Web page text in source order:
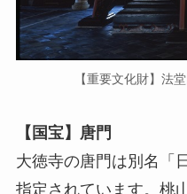
【重要文化財】法
【国宝】唐門
大徳寺の唐門は別名「
指定されています。桃